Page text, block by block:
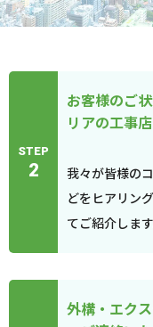
STEP
2
お客様のご
リアの工事
我々が皆様の
どをヒアリン
てご紹介します
外構・エク